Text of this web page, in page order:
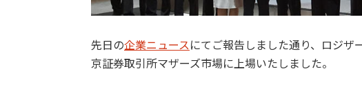
先日の企業ニュースにてご報告しました通り、ロジザ
京証券取引所マザーズ市場に上場いたしました。